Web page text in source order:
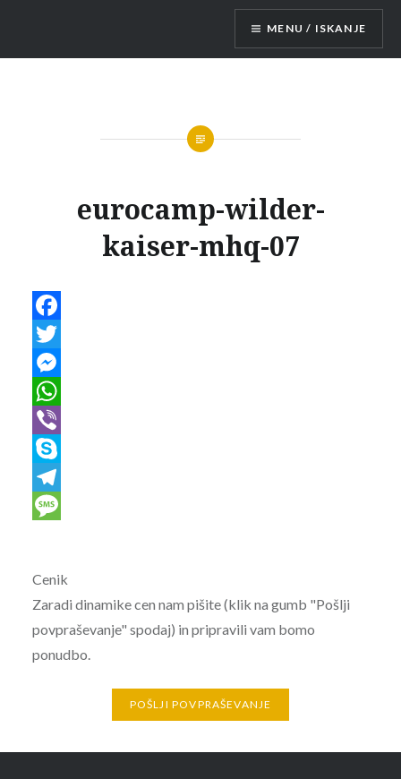
content
Mobilne hišice
MENU / ISKANJE
eurocamp-wilder-
kaiser-mhq-07
Facebook
Twitter
Messenger
WhatsApp
Viber
Skype
Telegram
Cenik
Zaradi dinamike cen nam pišite (klik na gumb "Pošlji
povpraševanje" spodaj) in pripravili vam bomo
ponudbo.
POŠLJI POVPRAŠEVANJE